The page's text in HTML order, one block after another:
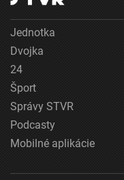
Jednotka
Dvojka
24
Šport
Správy STVR
Podcasty
Mobilné aplikácie